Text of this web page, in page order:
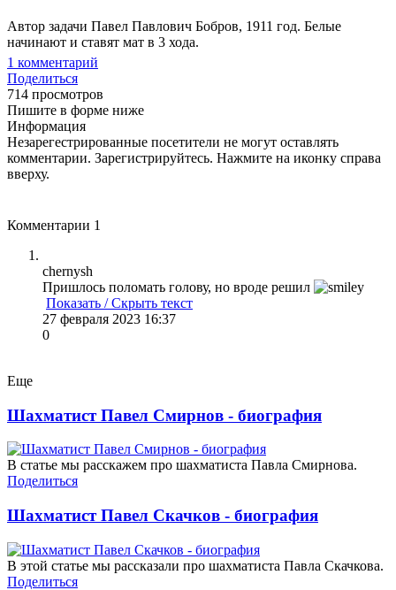
Автор задачи Павел Павлович Бобров, 1911 год. Белые
начинают и ставят мат в 3 хода.
1 комментарий
Поделиться
714 просмотров
Пишите в форме ниже
Информация
Незарегестрированные посетители не могут оставлять
комментарии. Зарегистрируйтесь. Нажмите на иконку справа
вверху.
Комментарии 1
chernysh
Пришлось поломать голову, но вроде решил
Показать / Скрыть текст
27 февраля 2023 16:37
0
Еще
Шахматист Павел Смирнов - биография
В статье мы расскажем про шахматиста Павла Смирнова.
Поделиться
Шахматист Павел Скачков - биография
В этой статье мы рассказали про шахматиста Павла Скачкова.
Поделиться